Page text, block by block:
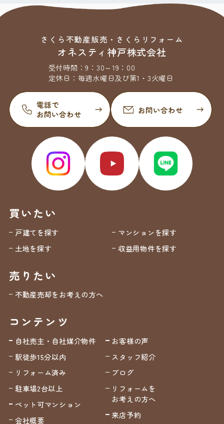
さくら不動産販売・さくらリフォーム
オネスティ神戸株式会社
受付時間：9：30～19：00
定休日： 毎週水曜日及び第1・3火曜日
買いたい
戸建てを探す
マンションを探す
土地を探す
収益用物件を探す
売りたい
不動産売却をお考えの方へ
コンテンツ
自社売主・自社媒介物件
駅徒歩15分以内
リフォーム済み
駐車場2台以上
ペット可マンション
会社概要
お客様の声
スタッフ紹介
ブログ
リフォームを
お考えの方へ
来店予約